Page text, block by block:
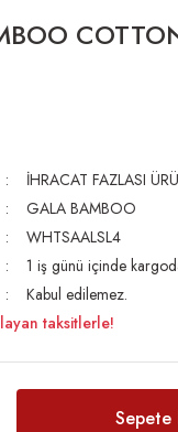
İHRACAT FAZLASI
GALA BAMBOO
WHTSAALSL4
1 iş günü içinde
Kabul edilemez.
taksitlerle!
Sepete